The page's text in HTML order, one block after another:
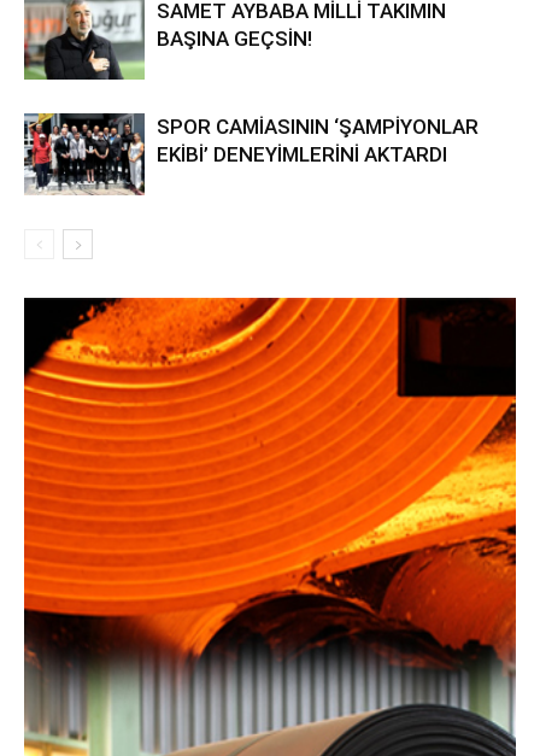
SAMET AYBABA MİLLİ TAKIMIN
BAŞINA GEÇSİN!
SPOR CAMİASININ ‘ŞAMPİYONLAR
EKİBİ’ DENEYİMLERİNİ AKTARDI